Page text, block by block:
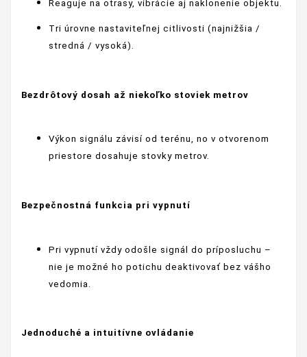
Reaguje na otrasy, vibrácie aj naklonenie objektu.
Tri úrovne nastaviteľnej citlivosti (najnižšia /
stredná / vysoká).
Bezdrôtový dosah až niekoľko stoviek metrov
Výkon signálu závisí od terénu, no v otvorenom
priestore dosahuje stovky metrov.
Bezpečnostná funkcia pri vypnutí
Pri vypnutí vždy odošle signál do príposluchu –
nie je možné ho potichu deaktivovať bez vášho
vedomia.
Jednoduché a intuitívne ovládanie